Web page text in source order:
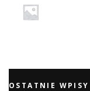
OSTATNIE WPISY